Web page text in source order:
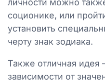
личности можно
соционике, или
установить
черту знак зодиака.
Также отличная идея
зависимости от